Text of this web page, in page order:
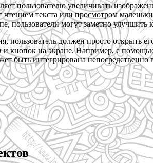
пользователю увеличивать
текста или просмотром
могут заметно улучшить
должен просто открыть
кнопок на экране. Например, с
интегрирована непосредственно